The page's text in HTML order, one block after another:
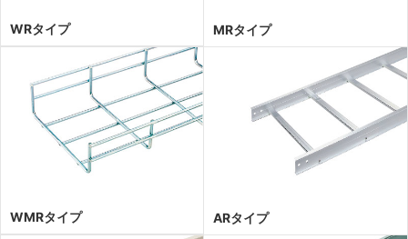
WRタイプ MRタイプ
WMRタイプ ARタイプ